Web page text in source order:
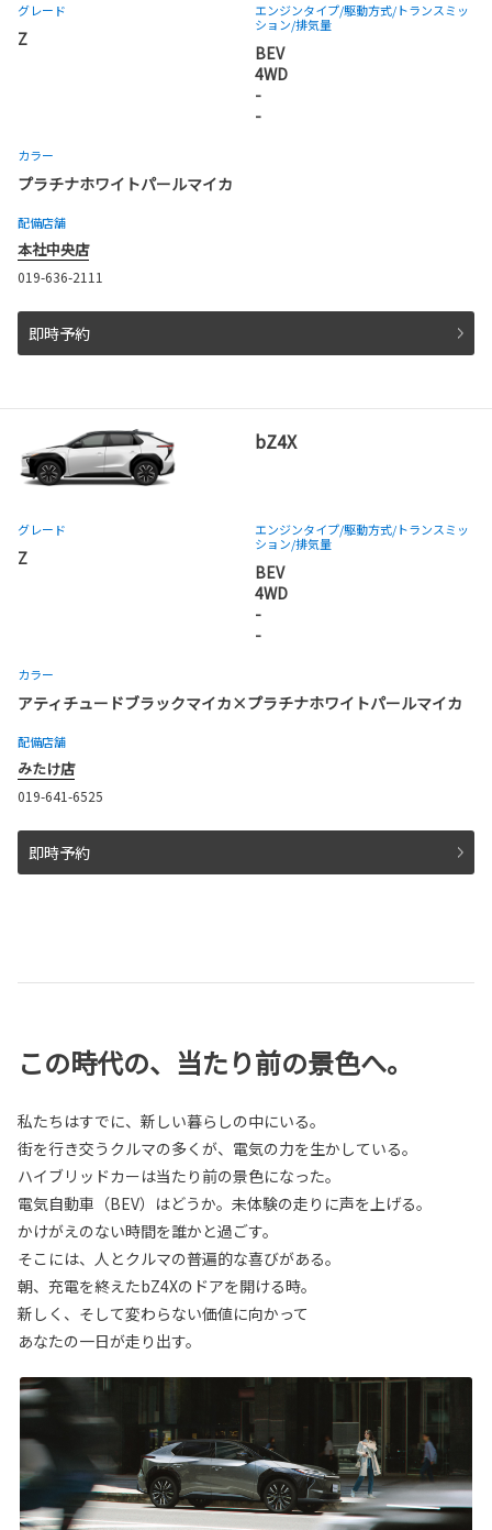
グレード
Z
エンジンタイプ/駆動方式/トランスミッ
ション/排気量
BEV
4WD
-
-
カラー
プラチナホワイトパールマイカ
配備店舗
本社中央店
019-636-2111
即時予約
bZ4X
グレード
Z
エンジンタイプ/駆動方式/トランスミッ
ション/排気量
BEV
4WD
-
-
カラー
アティチュードブラックマイカ×プラチナホワイトパールマイカ
配備店舗
みたけ店
019-641-6525
即時予約
この時代の、当たり前の景色へ。
私たちはすでに、新しい暮らしの中にいる。
街を行き交うクルマの多くが、電気の力を生かしている。
ハイブリッドカーは当たり前の景色になった。
電気自動車（BEV）はどうか。未体験の走りに声を上げる。
かけがえのない時間を誰かと過ごす。
そこには、人とクルマの普遍的な喜びがある。
朝、充電を終えたbZ4Xのドアを開ける時。
新しく、そして変わらない価値に向かって
あなたの一日が走り出す。